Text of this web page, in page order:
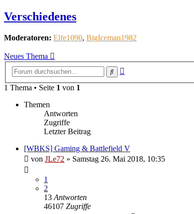
Verschiedenes
Moderatoren: Elfe1090, BigIceman1982
Neues Thema
Suche
1 Thema • Seite 1 von 1
Themen
Antworten
Zugriffe
Letzter Beitrag
[WBKS] Gaming & Battlefield V
von JLe72 » Samstag 26. Mai 2018, 10:35
1
2
13 Antworten
46107 Zugriffe